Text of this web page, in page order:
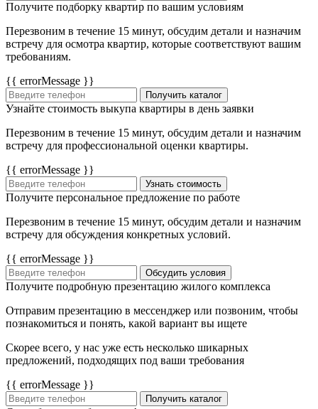
Получите подборку квартир по вашим условиям
Перезвоним в течение 15 минут, обсудим детали и назначим
встречу для осмотра квартир, которые соответствуют вашим
требованиям.
{{ errorMessage }}
Получить каталог
Узнайте стоимость выкупа квартиры в день заявки
Перезвоним в течение 15 минут, обсудим детали и назначим
встречу для профессиональной оценки квартиры.
{{ errorMessage }}
Узнать стоимость
Получите персональное предложение по работе
Перезвоним в течение 15 минут, обсудим детали и назначим
встречу для обсуждения конкретных условий.
{{ errorMessage }}
Обсудить условия
Получите подробную презентацию жилого комплекса
Отправим презентацию в мессенджер или позвоним, чтобы
познакомиться и понять, какой вариант вы ищете
Скорее всего, у нас уже есть несколько шикарных
предложений, подходящих под ваши требования
{{ errorMessage }}
Получить каталог